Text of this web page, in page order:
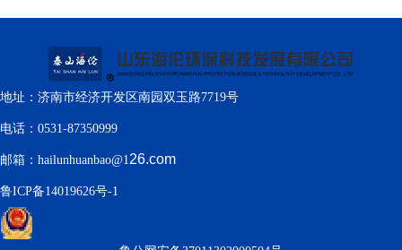
地址：济南市经济开发区南园双玉路7719号
电话：0531-87350999
邮箱：hailunhuanbao@126.com
鲁ICP备14019626号-1